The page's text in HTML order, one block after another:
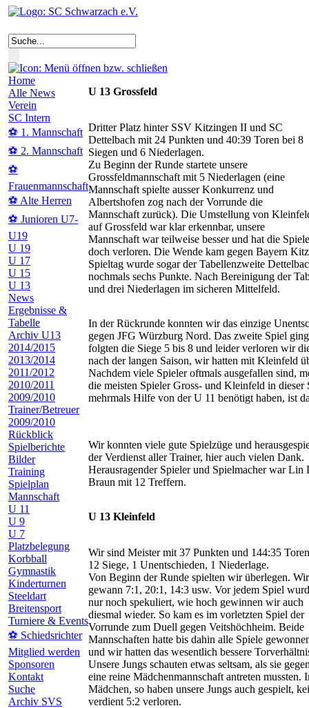
Home
Alle News
Verein
SC Intern
⚽ 1. Mannschaft
⚽ 2. Mannschaft
⚽
Frauenmannschaft
⚽ Alte Herren
⚽ Junioren U7-
U19
U 19
U 17
U 15
U 13
News
Ergebnisse &
Tabelle
Archiv U13
2014/2015
2013/2014
2011/2012
2010/2011
2009/2010
Trainer/Betreuer
2009/2010
Rückblick
Spielberichte
Bilder
Training
Spielplan
Mannschaft
U 11
U 9
U 7
Platzbelegung
Korbball
Gymnastik
Kinderturnen
Steeldart
Breitensport
Turniere & Events
⚽ Schiedsrichter
Mitglied werden
Sponsoren
Kontakt
Suche
Archiv SVS
U 13 Grossfeld
Dritter Platz hinter SSV Kitzingen II und SC
Dettelbach mit 24 Punkten und 40:39 Toren bei 8
Siegen und 6 Niederlagen.
Zu Beginn der Runde startete unsere
Grossfeldmannschaft mit 5 Niederlagen (eine
Mannschaft spielte ausser Konkurrenz und
Albertshofen zog nach der Vorrunde die
Mannschaft zurück). Die Umstellung von
auf Grossfeld war klar erkennbar, unsere
Mannschaft war teilweise besser und hat die Spiele
doch verloren. Die Wende kam gegen Bayern
Spieltag wurde sogar der Tabellenzweite
nochmals sechs Punkte. Nach Bereinigung der
und drei Niederlagen im sicheren Mittelfeld.
In der Rückrunde konnten wir das einzige
gegen JFG Würzburg Nord. Das zweite Spiel
folgten die Siege 5 bis 8 und leider verloren wir
nach der langen Saison, wir hatten mit Kleinfeld
Nachdem viele Spieler oftmals ausgefallen sind,
die meisten Spieler Gross- und Kleinfeld in dieser
mehrmals Hilfe von der U 11 benötigt haben, ist
Wir konnten viele gute Spielzüge und
der Verdienst aller Trainer, hier auch vielen Dank.
Herausragender Spieler und Spielmacher war
Braun mit 12 Treffern.
U 13 Kleinfeld
Wir sind Meister mit 37 Punkten und 144:35
12 Siege, 1 Unentschieden, 1 Niederlage.
Von Beginn der Runde spielten wir überlegen. Wir
gewann 7:1, 20:1, 14:3 usw. Vor jedem Spiel
nur noch spekuliert, wie hoch gewinnen wir auch
diesmal wieder. So kam es im vorletzten Spiel der
Vorrunde zum Duell gegen Veitshöchheim. Beide
Mannschaften hatte bis dahin alle Spiele
und wir hatten das wesentlich bessere
Unsere Jungs schauten etwas seltsam, als sie
eine reine Mädchenmannschaft antreten
Mädchen, so haben unsere Jungs auch gespielt,
verdient 5:2 verloren.